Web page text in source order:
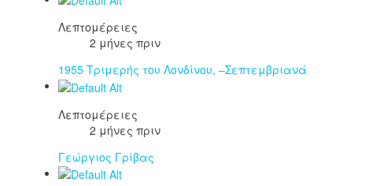
Λεπτομέρειες
2 μήνες πριν
1955 Τριμερής του Λονδίνου, –Σεπτεμβριανά
Λεπτομέρειες
2 μήνες πριν
Γεώργιος Γρίβας